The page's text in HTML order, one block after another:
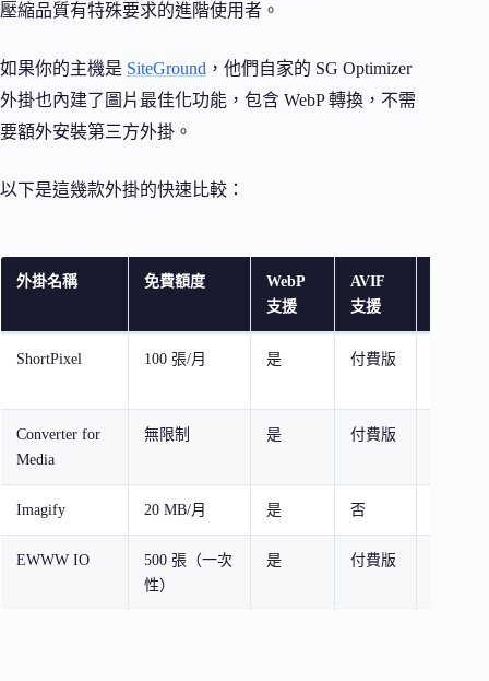
壓縮品質有特殊要求的進階使用者。
如果你的主機是 SiteGround ，他們自家的 SG Optimizer
外掛也內建了圖片最佳化功能，包含 WebP 轉換，不需
要額外安裝第三方外掛。
以下是這幾款外掛的快速比較：
外掛名稱 免費額度
WebP
支援
AVIF
支援
ShortPixel 100 張/月 是 付費版
Converter for
Media
無限制 是 付費版
Imagify 20 MB/月 是 否
EWWW IO
500 張（一次
性）
是 付費版